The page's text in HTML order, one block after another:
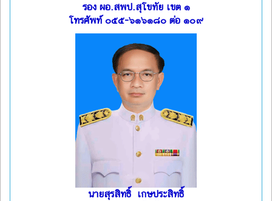
รอง ผอ.สพป.สุโขทัย เขต ๑
โทรศัพท์ ๐๕๕-๖๑๖๑๘๐ ต่อ ๑๐๙
นายสุรสิทธิ์ เกษประสิทธิ์